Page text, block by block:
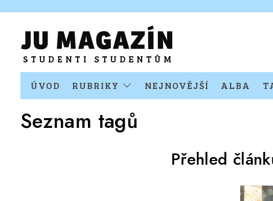
ÚVOD RUBRIKY NEJNOVĚJŠÍ ALBA
Seznam tagů
Přehled